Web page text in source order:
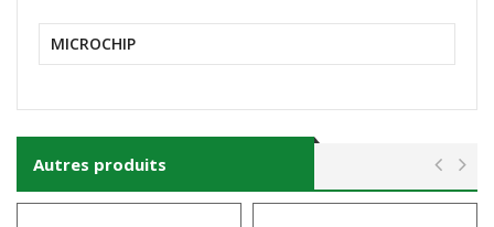
MICROCHIP
Autres produits